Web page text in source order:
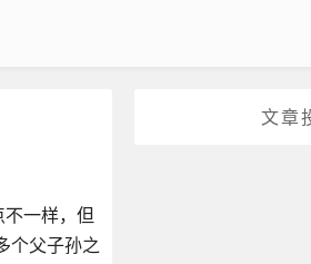
文章
一样，但
个父子孙之